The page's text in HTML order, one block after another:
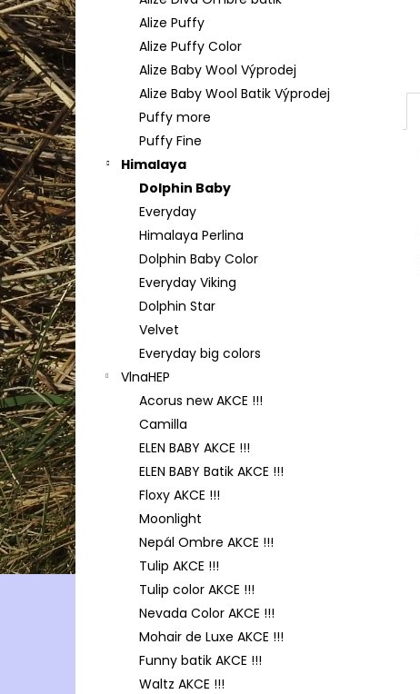
l
Alize Puffy
Alize Puffy Color
Alize Baby Wool Výprodej
Alize Baby Wool Batik Výprodej
Puffy more
Puffy Fine
Himalaya
Dolphin Baby
Everyday
Himalaya Perlina
Dolphin Baby Color
Everyday Viking
Dolphin Star
Velvet
Everyday big colors
VlnaHEP
Acorus new AKCE !!!
Camilla
ELEN BABY AKCE !!!
ELEN BABY Batik AKCE !!!
Floxy AKCE !!!
Moonlight
Nepál Ombre AKCE !!!
Tulip AKCE !!!
Tulip color AKCE !!!
Nevada Color AKCE !!!
Mohair de Luxe AKCE !!!
Funny batik AKCE !!!
Waltz AKCE !!!
YARNART FLOWERS 274
200 Kč